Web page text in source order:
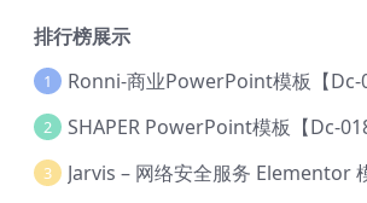
排行榜展示
1 Ronni-商业PowerPoint模板【Dc-
2 SHAPER PowerPoint模板【Dc-
3